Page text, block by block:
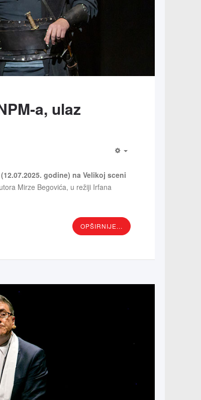
a, ulaz
godine) na Velikoj sceni
Mirze Begovića, u režiji Irfana
OPŠIRNIJE...